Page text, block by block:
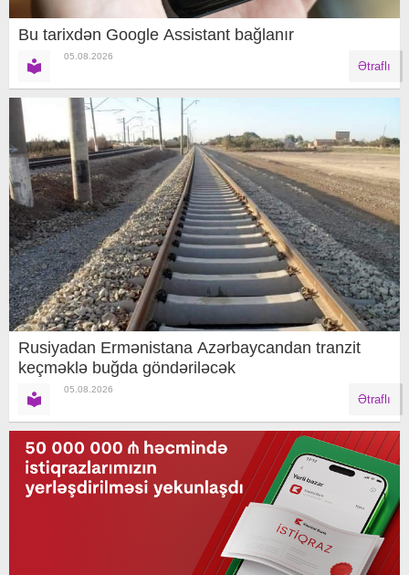
Bu tarixdən Google Assistant bağlanır
05.08.2026
Ətraflı
Rusiyadan Ermənistana Azərbaycandan tranzit
keçməklə buğda göndəriləcək
05.08.2026
Ətraflı